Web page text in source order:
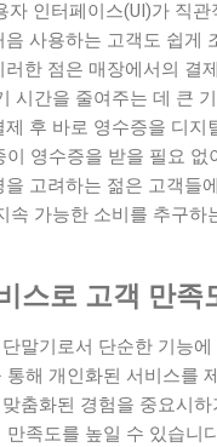
자 인터페이스(UI)가 직
음 사용하는 고객도 쉽게
한 점은 매장에서의 결
시간을 줄여주는 데 큰
후 바로 영수증을 디지
이 영수증을 받을 필요 없
을 고려하는 젊은 고객들
속 가능한 소비를 추구하
스로 고객 만족
말기로서 단순한 기능에
통해 개인화된 서비스를
춤화된 경험을 중요시하
만족도를 높일 수 있습니